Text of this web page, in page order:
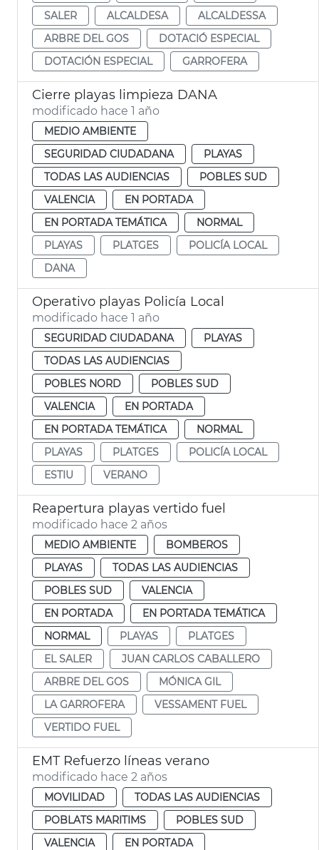
SALER
ALCALDESA
ALCALDESSA
ARBRE DEL GOS
DOTACIÓ ESPECIAL
DOTACIÓN ESPECIAL
GARROFERA
Cierre playas limpieza DANA
modificado hace 1 año
MEDIO AMBIENTE
SEGURIDAD CIUDADANA
PLAYAS
TODAS LAS AUDIENCIAS
POBLES SUD
VALENCIA
EN PORTADA
EN PORTADA TEMÁTICA
NORMAL
PLAYAS
PLATGES
POLICÍA LOCAL
DANA
Operativo playas Policía Local
modificado hace 1 año
SEGURIDAD CIUDADANA
PLAYAS
TODAS LAS AUDIENCIAS
POBLES NORD
POBLES SUD
VALENCIA
EN PORTADA
EN PORTADA TEMÁTICA
NORMAL
PLAYAS
PLATGES
POLICÍA LOCAL
ESTIU
VERANO
Reapertura playas vertido fuel
modificado hace 2 años
MEDIO AMBIENTE
BOMBEROS
PLAYAS
TODAS LAS AUDIENCIAS
POBLES SUD
VALENCIA
EN PORTADA
EN PORTADA TEMÁTICA
NORMAL
PLAYAS
PLATGES
EL SALER
JUAN CARLOS CABALLERO
ARBRE DEL GOS
MÓNICA GIL
LA GARROFERA
VESSAMENT FUEL
VERTIDO FUEL
EMT Refuerzo líneas verano
modificado hace 2 años
MOVILIDAD
TODAS LAS AUDIENCIAS
POBLATS MARITIMS
POBLES SUD
VALENCIA
EN PORTADA